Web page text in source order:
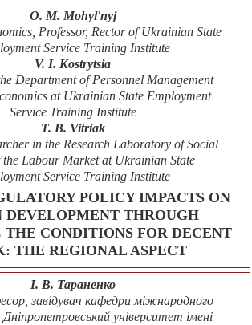
O. M. Mohyl'nyj
Professor, Rector of Ukrainian State
Service Training Institute
V. I. Kostrytsia
Department of Personnel Management
at Ukrainian State Employment
Service Training Institute
T. B. Vitriak
in the Research Laboratory of Social
the Labour Market at Ukrainian State
Service Training Institute
POLICY IMPACTS ON
DEVELOPMENT THROUGH
CONDITIONS FOR DECENT
THE REGIONAL ASPECT
І. В. Тараненко
завідувач кафедри міжнародного
університет імені